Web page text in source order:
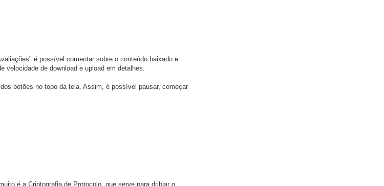
é possível comentar sobre o conteúdo baixado e
de download e upload em detalhes.
botões no topo da tela. Assim, é possível pausar, começar
é a Criptografia de Protocolo, que serve para driblar o